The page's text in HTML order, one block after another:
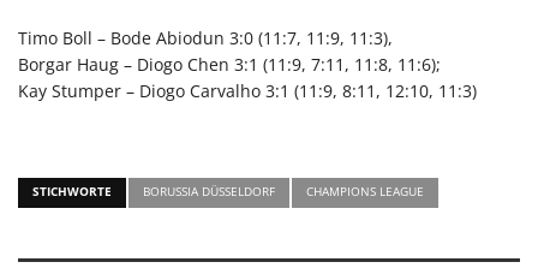
Timo Boll – Bode Abiodun 3:0 (11:7, 11:9, 11:3),
Borgar Haug – Diogo Chen 3:1 (11:9, 7:11, 11:8, 11:6);
Kay Stumper – Diogo Carvalho 3:1 (11:9, 8:11, 12:10, 11:3)
STICHWORTE BORUSSIA DÜSSELDORF CHAMPIONS LEAGUE